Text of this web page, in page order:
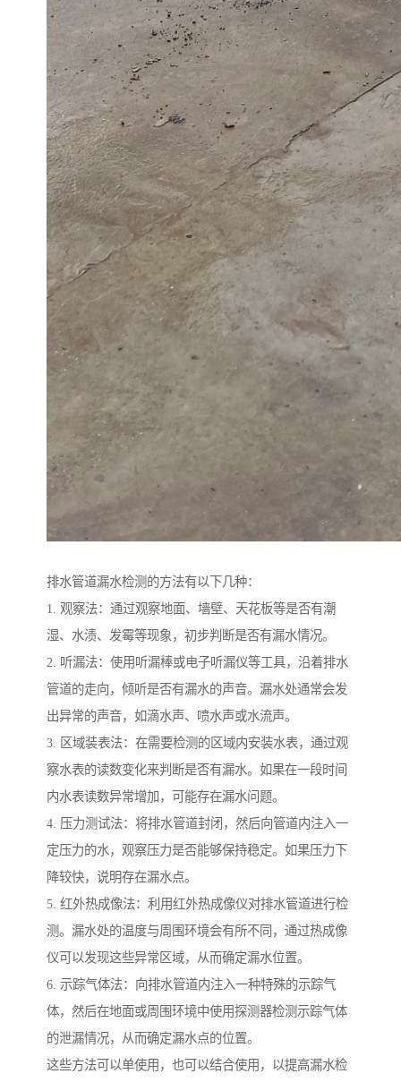
排水管道漏水检测的方法有以下几种：
1. 观察法：通过观察地面、墙壁、天花板等是否有潮
湿、水渍、发霉等现象，初步判断是否有漏水情况。
2. 听漏法：使用听漏棒或电子听漏仪等工具，沿着排水
管道的走向，倾听是否有漏水的声音。漏水处通常会发
出异常的声音，如滴水声、喷水声或水流声。
3. 区域装表法：在需要检测的区域内安装水表，通过观
察水表的读数变化来判断是否有漏水。如果在一段时间
内水表读数异常增加，可能存在漏水问题。
4. 压力测试法：将排水管道封闭，然后向管道内注入一
定压力的水，观察压力是否能够保持稳定。如果压力下
降较快，说明存在漏水点。
5. 红外热成像法：利用红外热成像仪对排水管道进行检
测。漏水处的温度与周围环境会有所不同，通过热成像
仪可以发现这些异常区域，从而确定漏水位置。
6. 示踪气体法：向排水管道内注入一种特殊的示踪气
体，然后在地面或周围环境中使用探测器检测示踪气体
的泄漏情况，从而确定漏水点的位置。
这些方法可以单使用，也可以结合使用，以提高漏水检